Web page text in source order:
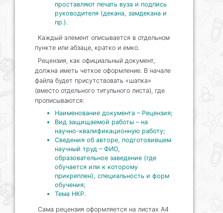
проставляют печать вуза и подпись
руководителя (декана, замдекана и
пр.).
Каждый элемент описывается в отдельном
пункте или абзаце, кратко и емко.
Рецензия, как официальный документ,
должна иметь четкое оформление. В начале
файла будет присутствовать «шапка»
(вместо отдельного титульного листа), где
прописываются:
Наименование документа – Рецензия;
Вид защищаемой работы – на
научно-квалификационную работу;
Сведения об авторе, подготовившем
научный труд – ФИО,
образовательное заведение (где
обучается или к которому
прикреплен), специальность и форм
обучения;
Тема НКР.
Сама рецензия оформляется на листах А4